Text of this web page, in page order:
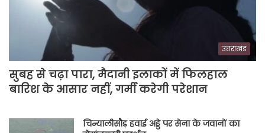
उत्तराखंड
सुबह से चढ़ा पारा, मैदानी इलाकों में फिलहाल
बारिश के आसार नहीं, गर्मी करेगी परेशान
चिन्यालीसौड़ हवाई अड्डे पर सेना के जवानों का